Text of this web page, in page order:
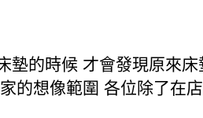
日
期
墊的時候 才會發現原來
的想像範圍 各位除了在